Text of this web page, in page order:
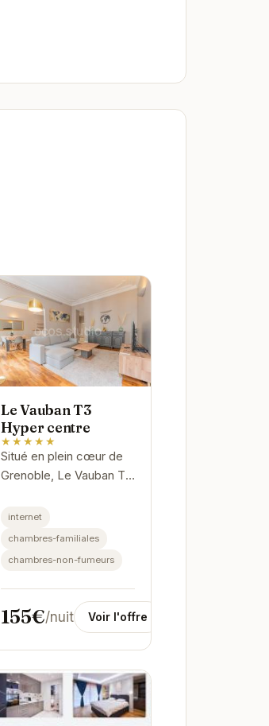
Le Vauban T3
Hyper centre
★★★★★
Situé en plein cœur de
Grenoble, Le Vauban T3
aux principales
attractions de la ville.
internet
chambres-familiales
chambres-non-fumeurs
155€/nuit Voir l'offre